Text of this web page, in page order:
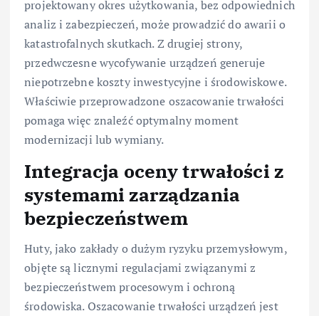
projektowany okres użytkowania, bez odpowiednich
analiz i zabezpieczeń, może prowadzić do awarii o
katastrofalnych skutkach. Z drugiej strony,
przedwczesne wycofywanie urządzeń generuje
niepotrzebne koszty inwestycyjne i środowiskowe.
Właściwie przeprowadzone oszacowanie trwałości
pomaga więc znaleźć optymalny moment
modernizacji lub wymiany.
Integracja oceny trwałości z
systemami zarządzania
bezpieczeństwem
Huty, jako zakłady o dużym ryzyku przemysłowym,
objęte są licznymi regulacjami związanymi z
bezpieczeństwem procesowym i ochroną
środowiska. Oszacowanie trwałości urządzeń jest